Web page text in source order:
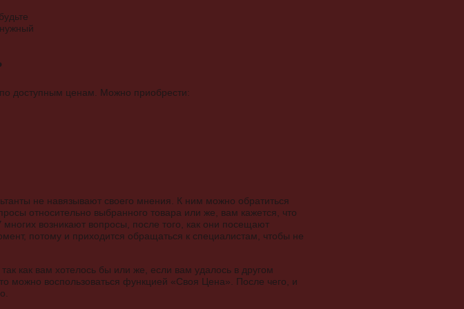
доступным ценам. Можно приобрести:
не навязывают своего мнения. К ним можно обратиться
относительно выбранного товара или же, вам кажется, что
возникают вопросы, после того, как они посещают
потому и приходится обращаться к специалистам, чтобы не
как вам хотелось бы или же, если вам удалось в другом
можно воспользоваться функцией «Своя Цена». После чего, и